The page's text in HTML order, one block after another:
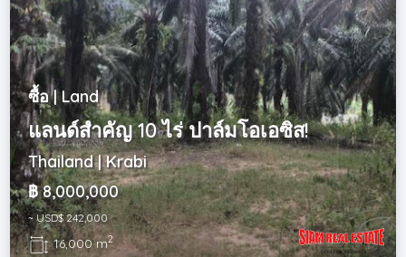
ซื้อ | Land
แลนด์สำคัญ 10 ไร่ ปาล์มโอเอซิส!
Thailand | Krabi
฿ 8,000,000
~ USD$ 242,000
16,000 m2